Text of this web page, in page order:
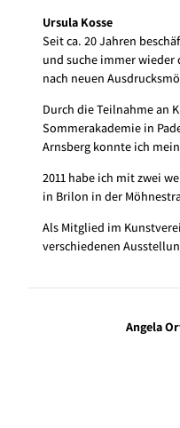
Ursula Kosse
Seit ca. 20 Jahren
und suche immer
nach neuen
Durch die Teilnahme an
Sommerakademie in
Arnsberg konnte ich
2011 habe ich mit zwei
in Brilon in der
Als Mitglied im
verschiedenen
Angela